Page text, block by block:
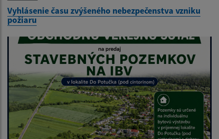
Vyhlásenie času zvýšeného nebezpečenstva vzniku
požiaru